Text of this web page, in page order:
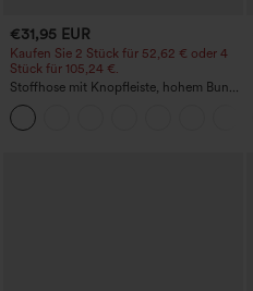
€31,95 EUR
Kaufen Sie 2 Stück für 52,62 € oder 4
Stück für 105,24 €.
Stoffhose mit Knopfleiste, hohem Bund,
mehreren Taschen und geradem Bein